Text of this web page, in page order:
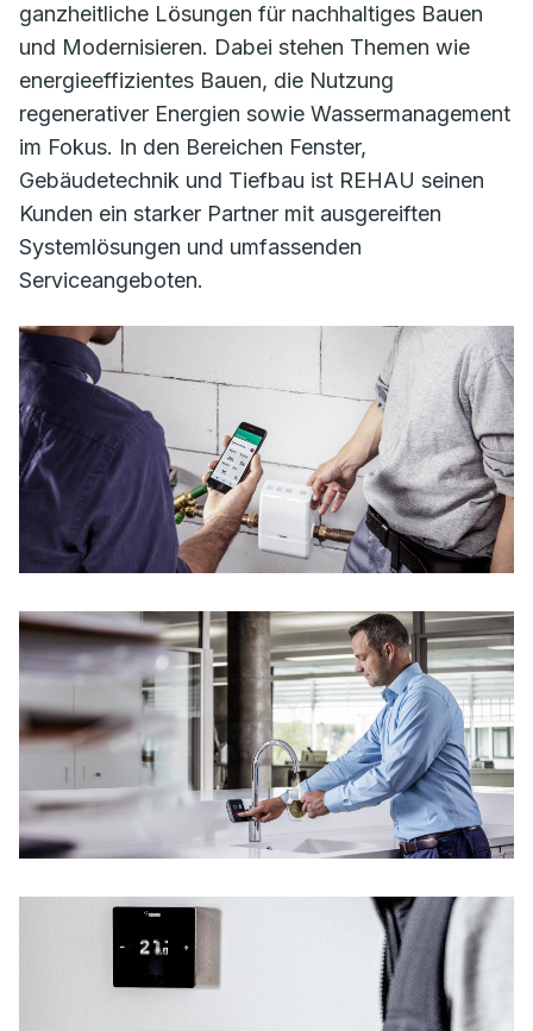
ganzheitliche Lösungen für nachhaltiges Bauen
und Modernisieren. Dabei stehen Themen wie
energieeffizientes Bauen, die Nutzung
regenerativer Energien sowie Wassermanagement
im Fokus. In den Bereichen Fenster,
Gebäudetechnik und Tiefbau ist REHAU seinen
Kunden ein starker Partner mit ausgereiften
Systemlösungen und umfassenden
Serviceangeboten.